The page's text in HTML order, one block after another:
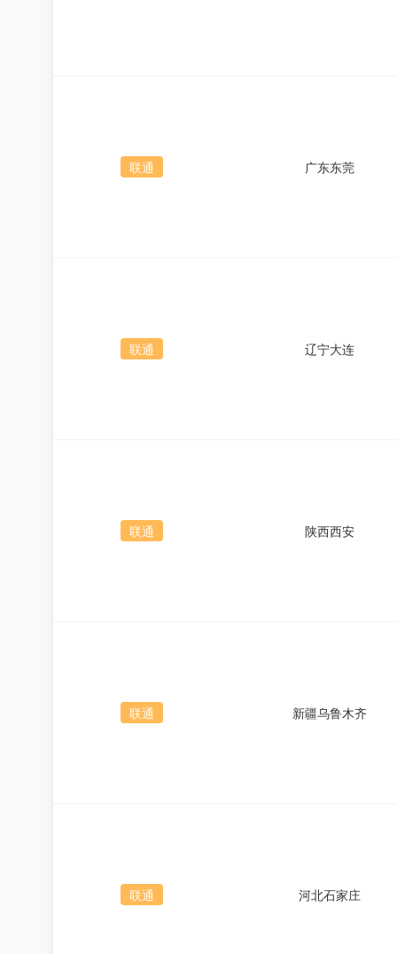
联通 广东东莞
联通 辽宁大连
联通 陕西西安
联通 新疆乌鲁木齐
联通 河北石家庄